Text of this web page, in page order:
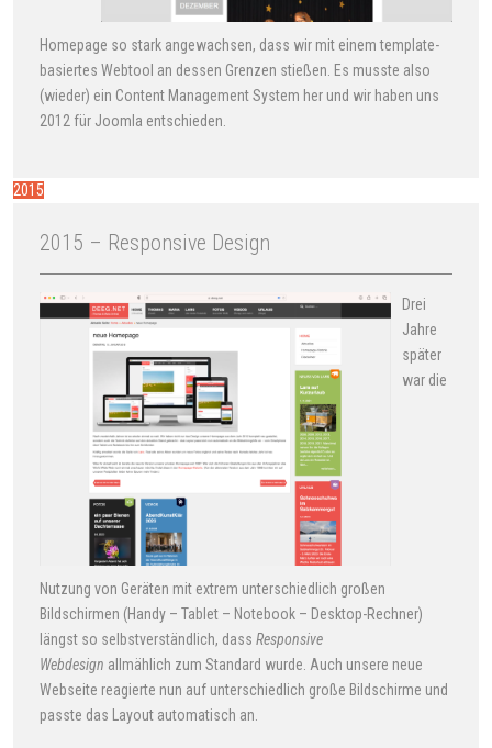
Homepage so stark angewachsen, dass wir mit einem template-
basiertes Webtool an dessen Grenzen stießen. Es musste also
(wieder) ein Content Management System her und wir haben uns
2012 für Joomla entschieden.
2015
2015 – Responsive Design
Drei
Jahre
später
war die
Nutzung von Geräten mit extrem unterschiedlich großen
Bildschirmen (Handy – Tablet – Notebook – Desktop-Rechner)
längst so selbstverständlich, dass Responsive
Webdesign allmählich zum Standard wurde. Auch unsere neue
Webseite reagierte nun auf unterschiedlich große Bildschirme und
passte das Layout automatisch an.